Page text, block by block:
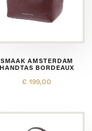
SMAAK AMSTERDAM
HANDTAS BORDEAUX
€ 199,00